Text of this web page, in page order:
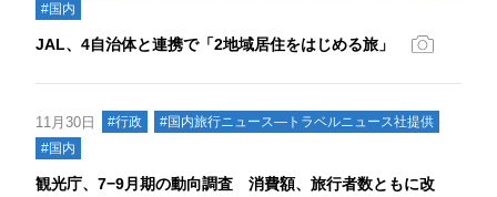
#国内
JAL、4自治体と連携で「2地域居住をはじめる旅」
11月30日 #行政
#国内旅行ニュース―トラベルニュース社提供
#国内
観光庁、7−9月期の動向調査 消費額、旅行者数ともに改